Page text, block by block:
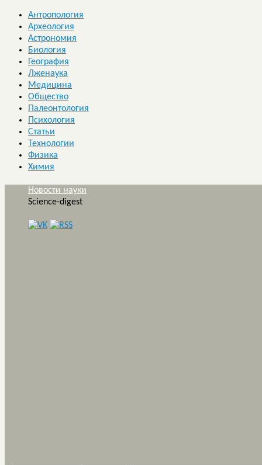
Антропология
Археология
Астрономия
Биология
География
Лженаука
Медицина
Общество
Палеонтология
Психология
Статьи
Технологии
Физика
Химия
Новости науки
Science-digest